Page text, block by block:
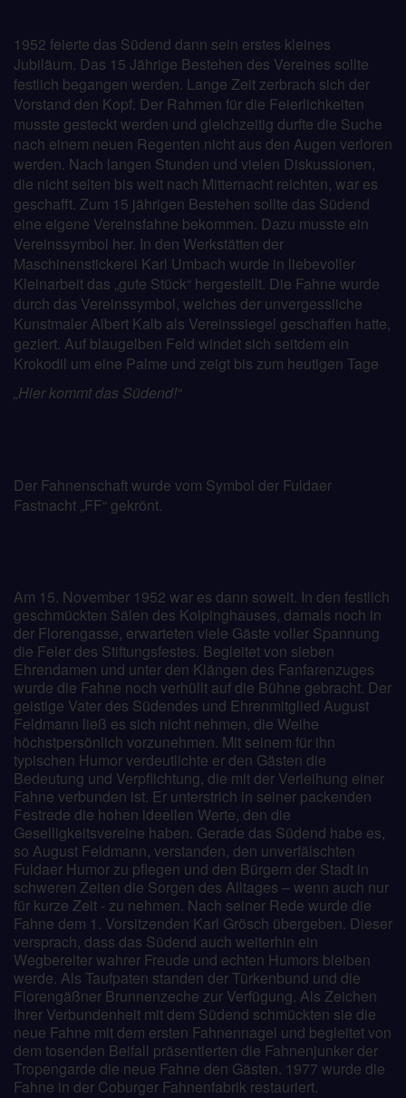
1952 feierte das Südend dann sein erstes kleines
Jubiläum. Das 15 Jährige Bestehen des Vereines sollte
festlich begangen werden. Lange Zeit zerbrach sich der
Vorstand den Kopf. Der Rahmen für die Feierlichkeiten
musste gesteckt werden und gleichzeitig durfte die Suche
nach einem neuen Regenten nicht aus den Augen verloren
werden. Nach langen Stunden und vielen Diskussionen,
die nicht selten bis weit nach Mitternacht reichten, war es
geschafft. Zum 15 jährigen Bestehen sollte das Südend
eine eigene Vereinsfahne bekommen. Dazu musste ein
Vereinssymbol her. In den Werkstätten der
Maschinenstickerei Karl Umbach wurde in liebevoller
Kleinarbeit das „gute Stück“ hergestellt. Die Fahne wurde
durch das Vereinssymbol, welches der unvergessliche
Kunstmaler Albert Kalb als Vereinssiegel geschaffen hatte,
geziert. Auf blaugelben Feld windet sich seitdem ein
Krokodil um eine Palme und zeigt bis zum heutigen Tage
„Hier kommt das Südend!“
Der Fahnenschaft wurde vom Symbol der Fuldaer
Fastnacht „FF“ gekrönt.
Am 15. November 1952 war es dann soweit. In den festlich
geschmückten Sälen des Kolpinghauses, damals noch in
der Florengasse, erwarteten viele Gäste voller Spannung
die Feier des Stiftungsfestes. Begleitet von sieben
Ehrendamen und unter den Klängen des Fanfarenzuges
wurde die Fahne noch verhüllt auf die Bühne gebracht. Der
geistige Vater des Südendes und Ehrenmitglied August
Feldmann ließ es sich nicht nehmen, die Weihe
höchstpersönlich vorzunehmen. Mit seinem für ihn
typischen Humor verdeutlichte er den Gästen die
Bedeutung und Verpflichtung, die mit der Verleihung einer
Fahne verbunden ist. Er unterstrich in seiner packenden
Festrede die hohen ideellen Werte, den die
Geselligkeitsvereine haben. Gerade das Südend habe es,
so August Feldmann, verstanden, den unverfälschten
Fuldaer Humor zu pflegen und den Bürgern der Stadt in
schweren Zeiten die Sorgen des Alltages – wenn auch nur
für kurze Zeit - zu nehmen. Nach seiner Rede wurde die
Fahne dem 1. Vorsitzenden Karl Grösch übergeben. Dieser
versprach, dass das Südend auch weiterhin ein
Wegbereiter wahrer Freude und echten Humors bleiben
werde. Als Taufpaten standen der Türkenbund und die
Florengäßner Brunnenzeche zur Verfügung. Als Zeichen
Ihrer Verbundenheit mit dem Südend schmückten sie die
neue Fahne mit dem ersten Fahnennagel und begleitet von
dem tosenden Beifall präsentierten die Fahnenjunker der
Tropengarde die neue Fahne den Gästen. 1977 wurde die
Fahne in der Coburger Fahnenfabrik restauriert.